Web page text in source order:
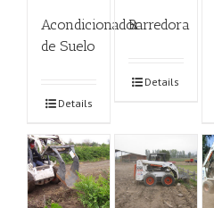
Acondicionador
de Suelo
Details
Barredora
Details